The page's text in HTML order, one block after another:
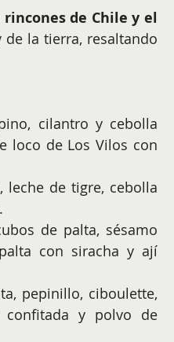
de Chile y el
la tierra, resaltando
cilantro y cebolla
loco de Los Vilos con
leche de tigre, cebolla
de palta, sésamo
con siracha y ají
pepinillo, ciboulette,
confitada y polvo de